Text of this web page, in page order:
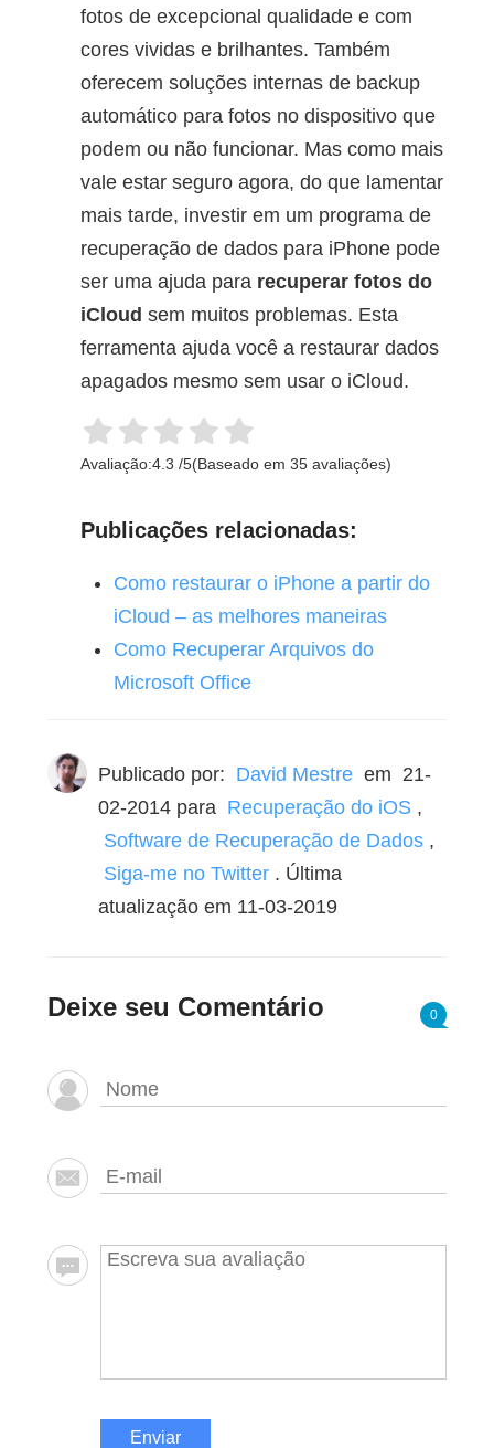
fotos de excepcional qualidade e com
cores vividas e brilhantes. Também
oferecem soluções internas de backup
automático para fotos no dispositivo que
podem ou não funcionar. Mas como mais
vale estar seguro agora, do que lamentar
mais tarde, investir em um programa de
recuperação de dados para iPhone pode
ser uma ajuda para recuperar fotos do
iCloud sem muitos problemas. Esta
ferramenta ajuda você a restaurar dados
apagados mesmo sem usar o iCloud.
Avaliação:4.3 /5(Baseado em 35avaliações)
Publicações relacionadas:
Como restaurar o iPhone a partir do
iCloud – as melhores maneiras
Como Recuperar Arquivos do
Microsoft Office
Publicado por: David Mestre em 21-
02-2014para Recuperação do iOS ,
Software de Recuperação de Dados ,
Siga-me no Twitter . Última
atualização em 11-03-2019
Deixe seu Comentário 0
Enviar